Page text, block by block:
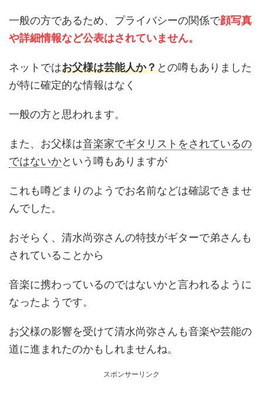
一般の方であるため、プライバシーの関係で顔写真
や詳細情報など公表はされていません。
ネットではお父様は芸能人か？との噂もありました
が特に確定的な情報はなく
一般の方と思われます。
また、お父様は音楽家でギタリストをされているの
ではないかという噂もありますが
これも噂どまりのようでお名前などは確認できませ
んでした。
おそらく、清水尚弥さんの特技がギターで弟さんも
されていることから
音楽に携わっているのではないかと言われるように
なったようです。
お父様の影響を受けて清水尚弥さんも音楽や芸能の
道に進まれたのかもしれませんね。
スポンサーリンク